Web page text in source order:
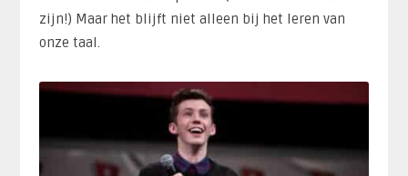
zijn!) Maar het blijft niet alleen bij het leren van
onze taal.